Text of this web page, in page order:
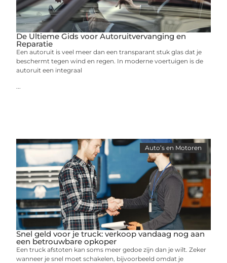
De Ultieme Gids voor Autoruitvervanging en
Reparatie
Een autoruit is veel meer dan een transparant stuk glas dat je
beschermt tegen wind en regen. In moderne voertuigen is de
autoruit een integraal
Auto’s en Motoren
Snel geld voor je truck: verkoop vandaag nog aan
een betrouwbare opkoper
Een truck afstoten kan soms meer gedoe zijn dan je wilt. Zeker
wanneer je snel moet schakelen, bijvoorbeeld omdat je